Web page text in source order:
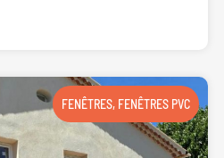
FENÊTRES, FENÊTRES PVC